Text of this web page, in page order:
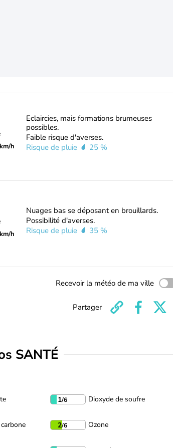
h
Eclaircies, mais formations brumeuses
possibles.
Faible risque d'averses.
Risque de pluie
25 %
h
Nuages bas se déposant en brouillards.
Possibilité d'averses.
Risque de pluie
35 %
Recevoir la météo de ma ville
Partager
SANTÉ
1/6 Dioxyde de soufre
2/6 Ozone